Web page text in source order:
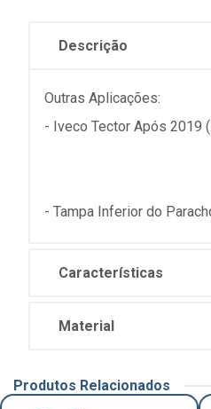
Descrição
Outras Aplicações:
- Iveco Tector Após 2019
- Tampa Inferior do
Características
Material
Produtos Relacionados